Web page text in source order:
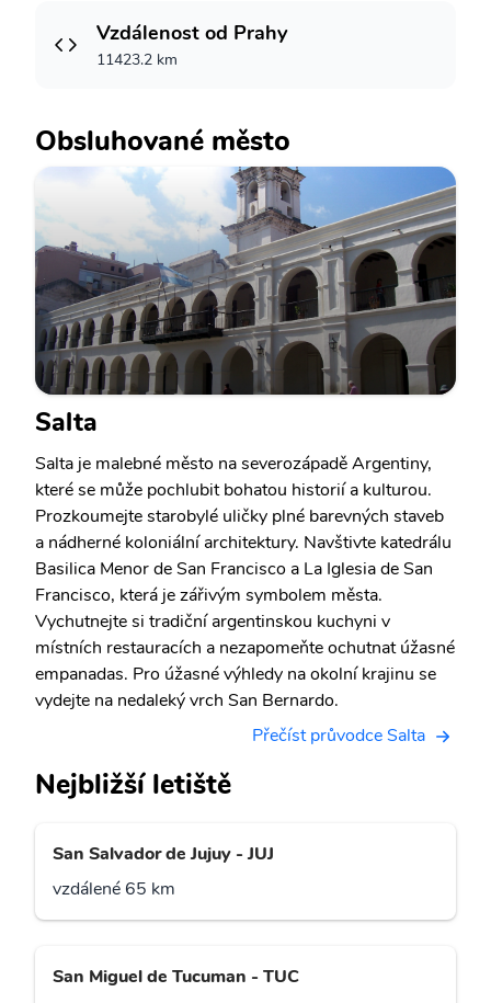
Vzdálenost od Prahy
11423.2 km
Obsluhované město
Salta
Salta je malebné město na severozápadě Argentiny,
které se může pochlubit bohatou historií a kulturou.
Prozkoumejte starobylé uličky plné barevných staveb
a nádherné koloniální architektury. Navštivte katedrálu
Basilica Menor de San Francisco a La Iglesia de San
Francisco, která je zářivým symbolem města.
Vychutnejte si tradiční argentinskou kuchyni v
místních restauracích a nezapomeňte ochutnat úžasné
empanadas. Pro úžasné výhledy na okolní krajinu se
vydejte na nedaleký vrch San Bernardo.
Přečíst průvodce Salta
Nejbližší letiště
San Salvador de Jujuy - JUJ
vzdálené 65 km
San Miguel de Tucuman - TUC